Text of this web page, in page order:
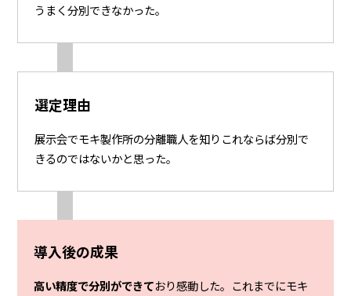
うまく分別できなかった。
選定理由
展示会でモキ製作所の分離職人を知りこれならば分別で
きるのではないかと思った。
導入後の成果
高い精度で分別ができており感動した。これまでにモキ